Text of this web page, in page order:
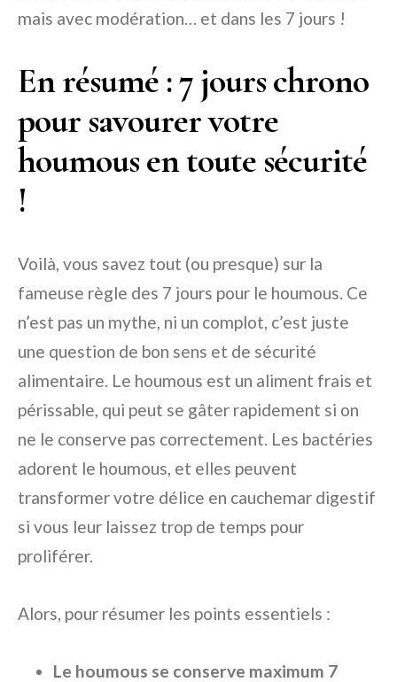
mais avec modération… et dans les 7 jours !
En résumé : 7 jours chrono
pour savourer votre
houmous en toute sécurité
!
Voilà, vous savez tout (ou presque) sur la
fameuse règle des 7 jours pour le houmous. Ce
n’est pas un mythe, ni un complot, c’est juste
une question de bon sens et de sécurité
alimentaire. Le houmous est un aliment frais et
périssable, qui peut se gâter rapidement si on
ne le conserve pas correctement. Les bactéries
adorent le houmous, et elles peuvent
transformer votre délice en cauchemar digestif
si vous leur laissez trop de temps pour
proliférer.
Alors, pour résumer les points essentiels :
Le houmous se conserve maximum 7